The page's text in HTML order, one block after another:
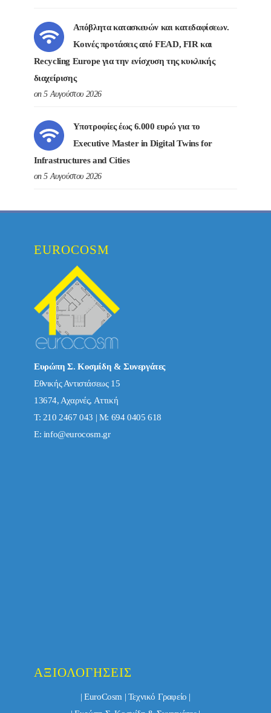
Απόβλητα κατασκευών και κατεδαφίσεων.
Κοινές προτάσεις από FEAD, FIR και
Recycling Europe για την ενίσχυση της κυκλικής
διαχείρισης
on 5 Αυγούστου 2026
Υποτροφίες έως 6.000 ευρώ για το
Executive Master in Digital Twins for
Infrastructures and Cities
on 5 Αυγούστου 2026
EUROCOSM
Ευρώπη Σ. Κοσμίδη & Συνεργάτες
Εθνικής Αντιστάσεως 15
13674, Αχαρνές, Αττική
Τ: 210 2467 043 | Μ: 694 0405 618
E: info@eurocosm.gr
ΑΞΙΟΛΟΓΉΣΕΙΣ
| EuroCosm | Τεχνικό Γραφείο |